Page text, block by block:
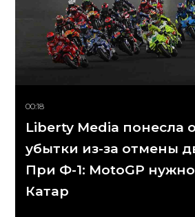
00:18
Liberty Media понесла
убытки из-за отмены
При Ф-1: MotoGP нужно
Катар